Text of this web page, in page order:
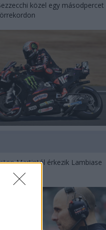
közel egy másodpercet
Martintól érkezik Lambiase
Bullhoz?